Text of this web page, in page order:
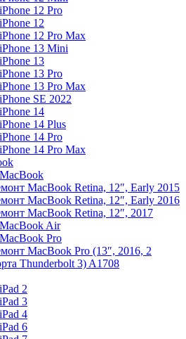
12 Pro
12
12 Pro Max
13 Mini
13
13 Pro
13 Pro Max
SE 2022
14
14 Plus
14 Pro
14 Pro Max
MacBook Retina, 12″, Early 2015
MacBook Retina, 12″, Early 2016
MacBook Retina, 12″, 2017
Air
Pro
MacBook Pro (13″, 2016, 2
Thunderbolt 3) A1708
2
3
4
6